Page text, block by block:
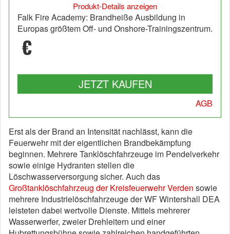
Produkt-Details anzeigen
Falk Fire Academy: Brandheiße Ausbildung in
Europas größtem Off- und Onshore-Trainingszentrum.
€
JETZT KAUFEN
AGB
Erst als der Brand an Intensität nachlässt, kann die
Feuerwehr mit der eigentlichen Brandbekämpfung
beginnen. Mehrere Tanklöschfahrzeuge im Pendelverkehr
sowie einige Hydranten stellen die
Löschwasserversorgung sicher. Auch das
Großtanklöschfahrzeug der Kreisfeuerwehr Verden sowie
mehrere Industrielöschfahrzeuge der WF Wintershall DEA
leisteten dabei wertvolle Dienste. Mittels mehrerer
Wasserwerfer, zweier Drehleitern und einer